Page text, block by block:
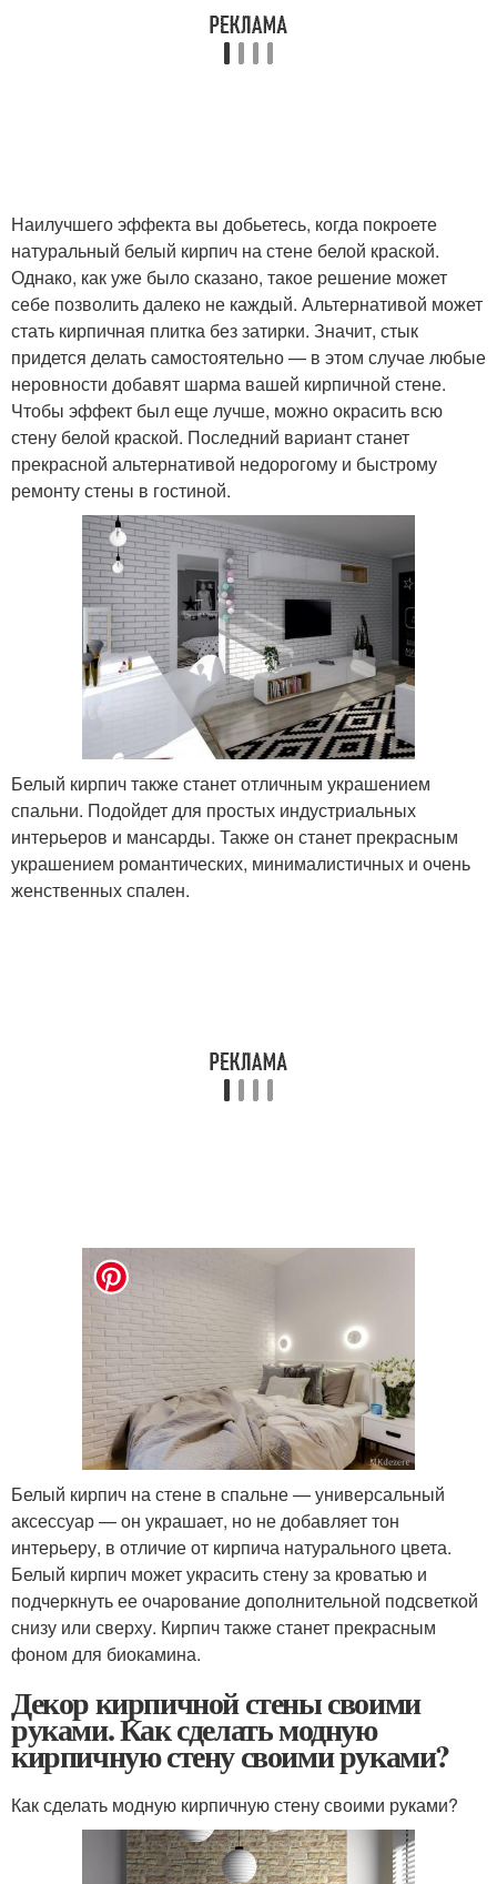
Наилучшего эффекта вы добьетесь, когда покроете
натуральный белый кирпич на стене белой краской.
Однако, как уже было сказано, такое решение может
себе позволить далеко не каждый. Альтернативой может
стать кирпичная плитка без затирки. Значит, стык
придется делать самостоятельно — в этом случае любые
неровности добавят шарма вашей кирпичной стене.
Чтобы эффект был еще лучше, можно окрасить всю
стену белой краской. Последний вариант станет
прекрасной альтернативой недорогому и быстрому
ремонту стены в гостиной.
Белый кирпич также станет отличным украшением
спальни. Подойдет для простых индустриальных
интерьеров и мансарды. Также он станет прекрасным
украшением романтических, минималистичных и очень
женственных спален.
Белый кирпич на стене в спальне — универсальный
аксессуар — он украшает, но не добавляет тон
интерьеру, в отличие от кирпича натурального цвета.
Белый кирпич может украсить стену за кроватью и
подчеркнуть ее очарование дополнительной подсветкой
снизу или сверху. Кирпич также станет прекрасным
фоном для биокамина.
Декор кирпичной стены своими
руками. Как сделать модную
кирпичную стену своими руками?
Как сделать модную кирпичную стену своими руками?